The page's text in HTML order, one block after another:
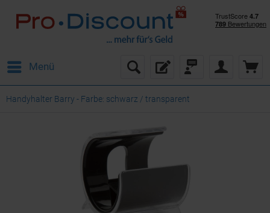
Menü
Handyhalter Barry - Farbe: schwarz / transparent